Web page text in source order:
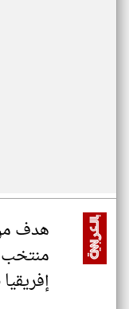
هدف
منتخب
إفريقيا 2025